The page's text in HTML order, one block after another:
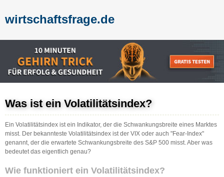
wirtschaftsfrage.de
Was ist ein Volatilitätsindex?
Ein Volatilitätsindex ist ein Indikator, der die Schwankungsbreite eines Marktes
misst. Der bekannteste Volatilitätsindex ist der VIX oder auch "Fear-Index"
genannt, der die erwartete Schwankungsbreite des S&P 500 misst. Aber was
bedeutet das eigentlich genau?
Wie funktioniert ein Volatilitätsindex?